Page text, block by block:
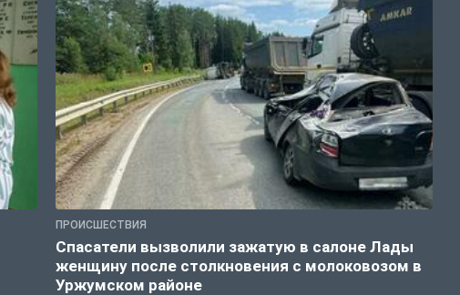
ПРОИСШЕСТВИЯ
Спасатели вызволили зажатую в салоне Лады
женщину после столкновения с молоковозом в
Уржумском районе